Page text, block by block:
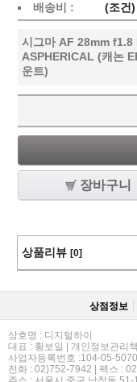
배송비 :
(조건)
시그마 AF 28mm f1.8
ASPHERICAL (캐논
운트)
장바구니
상품리뷰 [0]
상점정보
상호명 : 디지털하이
대표 : 황보일 | 개인정보관리
사업자등록번호 :104-05-
전화 : 02)752-7942 | 팩스 :